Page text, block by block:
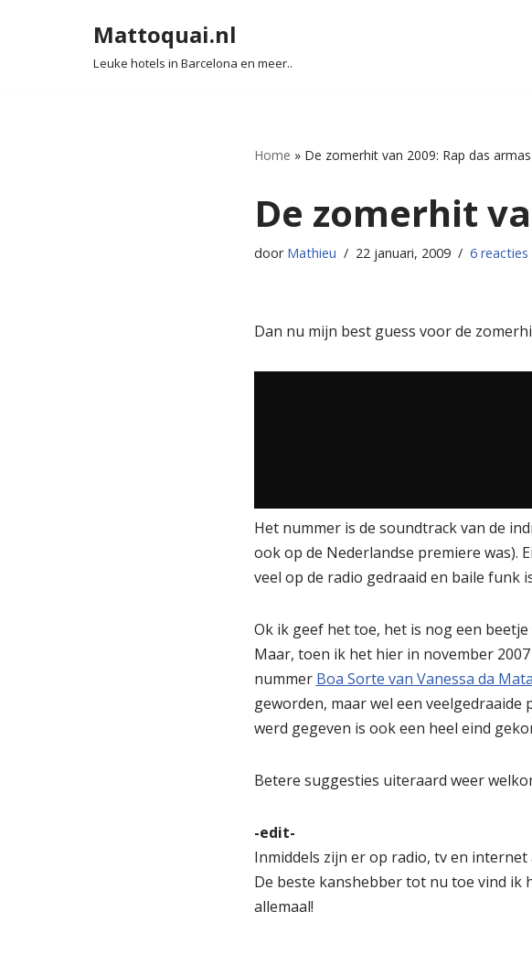
Mattoquai.nl
Leuke hotels in Barcelona en meer..
Home » De zomerhit van 2009: Rap das armas
De zomerhit
door Mathieu 22 januari, 2009 6 reacties
Dan nu mijn best guess voor de
Het nummer is de soundtrack van de
ook op de Nederlandse premiere was).
veel op de radio gedraaid en baile funk
Ok ik geef het toe, het is nog een
Maar, toen ik het hier in november
nummer Boa Sorte van Vanessa da
geworden, maar wel een veelgedraaide
werd gegeven is ook een heel eind
Betere suggesties uiteraard weer
-edit-
Inmiddels zijn er op radio, tv en
De beste kanshebber tot nu toe vind ik
allemaal!